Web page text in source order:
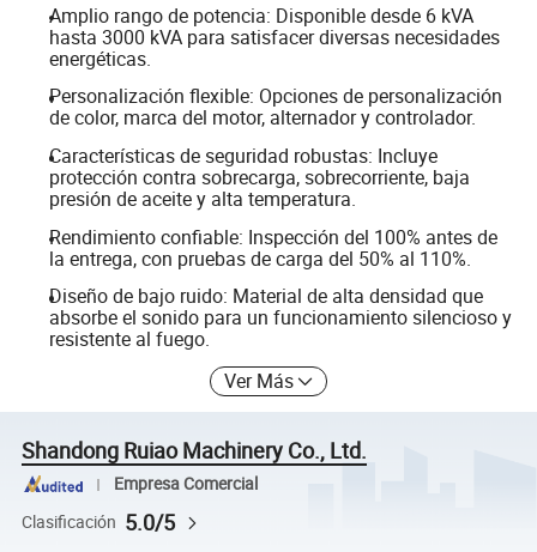
Amplio rango de potencia: Disponible desde 6 kVA
hasta 3000 kVA para satisfacer diversas necesidades
energéticas.
Personalización flexible: Opciones de personalización
de color, marca del motor, alternador y controlador.
Características de seguridad robustas: Incluye
protección contra sobrecarga, sobrecorriente, baja
presión de aceite y alta temperatura.
Rendimiento confiable: Inspección del 100% antes de
la entrega, con pruebas de carga del 50% al 110%.
Diseño de bajo ruido: Material de alta densidad que
absorbe el sonido para un funcionamiento silencioso y
resistente al fuego.
Ver Más
Shandong Ruiao Machinery Co., Ltd.
Empresa Comercial
Clasificación 5.0/5